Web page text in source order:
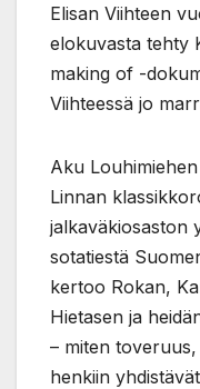
Elisan Viihteen
elokuvasta tehty
making of -
Viihteessä jo
Aku
Linnan
jalkaväkiosaston
sotatiestä
kertoo Rokan,
Hietasen ja
– miten
henkiin